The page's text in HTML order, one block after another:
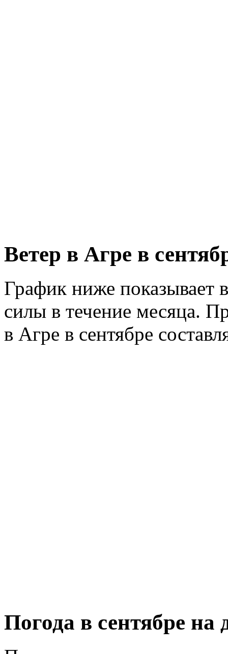
Ветер в Агре в
График ниже показывает
силы в течение месяца.
в Агре в сентябре
Погода в сентябре